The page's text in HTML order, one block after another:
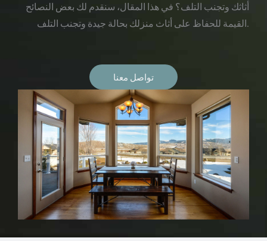
أثاثك وتجنب التلف؟ في هذا المقال، سنقدم لك بعض النصائح
القيمة للحفاظ على أثاث منزلك بحالة جيدة وتجنب التلف.
تواصل معنا